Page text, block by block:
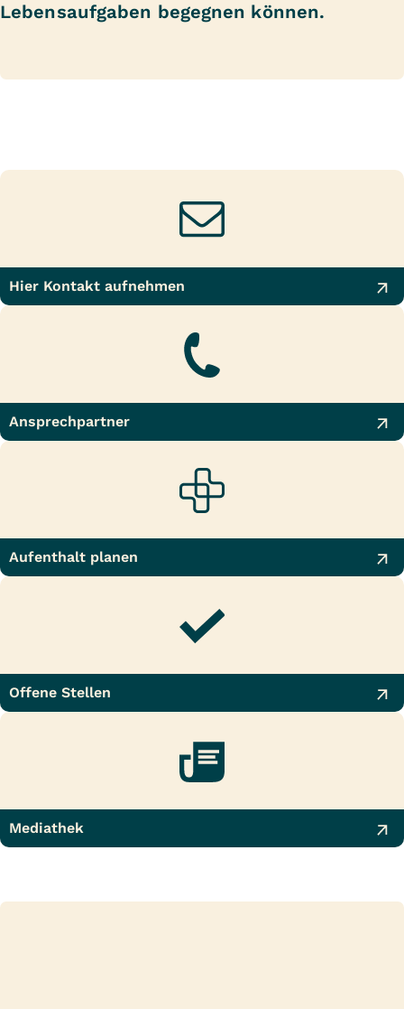
Lebensaufgaben begegnen können.
Hier Kontakt aufnehmen
Ansprechpartner
Aufenthalt planen
Offene Stellen
Mediathek